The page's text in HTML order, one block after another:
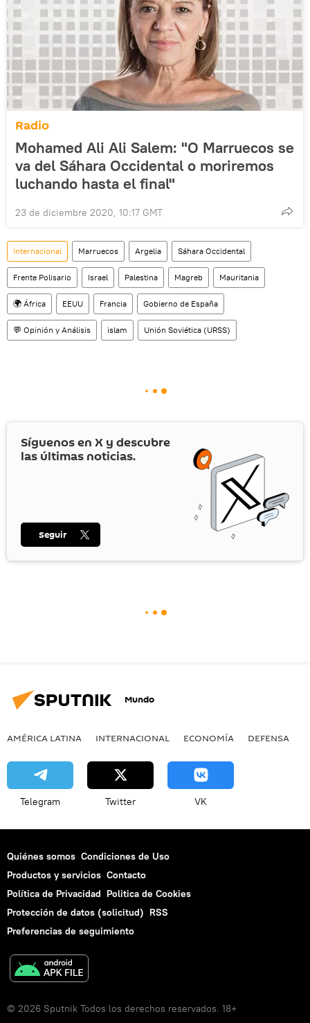
Radio
Mohamed Ali Ali Salem: "O Marruecos se
va del Sáhara Occidental o moriremos
luchando hasta el final"
23 de diciembre 2020, 10:17 GMT
Internacional Marruecos Argelia Sáhara Occidental
Frente Polisario Israel Palestina Magreb Mauritania
🌍 África EEUU Francia Gobierno de España
💬 Opinión y Análisis islam Unión Soviética (URSS)
Síguenos en X y descubre
las últimas noticias.
Seguir
Mundo
AMÉRICA LATINA INTERNACIONAL ECONOMÍA DEFENSA
Telegram Twitter VK
Quiénes somos Condiciones de Uso
Productos y servicios Contacto
Política de Privacidad Politica de Cookies
Protección de datos (solicitud) RSS
Preferencias de seguimiento
© 2026 Sputnik Todos los derechos reservados. 18+